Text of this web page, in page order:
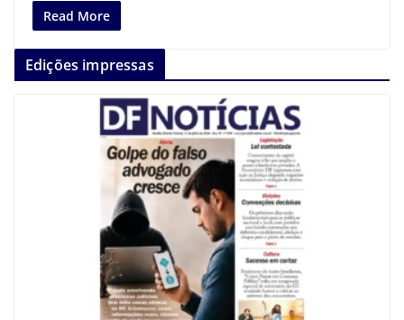
Read More
Edições impressas